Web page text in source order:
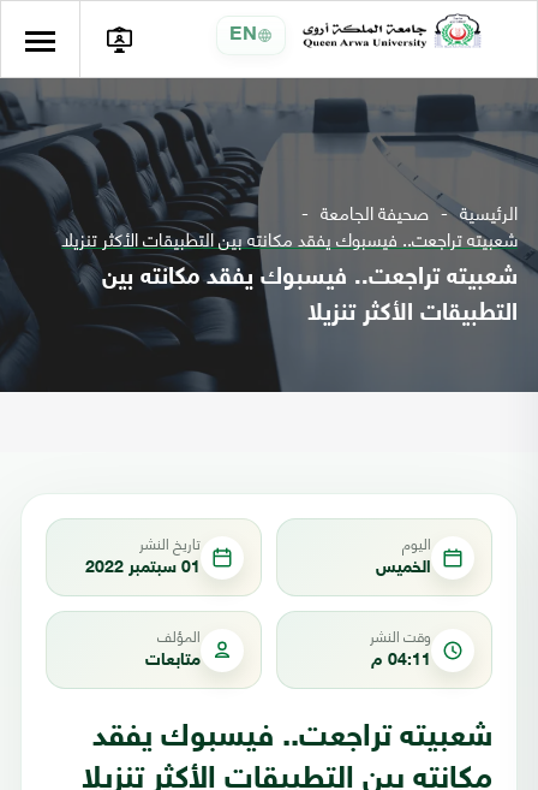
EN
الرئيسية صحيفة الجامعة
شعبيته تراجعت.. فيسبوك يفقد مكانته بين التطبيقات الأكثر تنزيلا
شعبيته تراجعت.. فيسبوك يفقد مكانته بين
التطبيقات الأكثر تنزيلا
اليوم
الخميس
تاريخ النشر
01 سبتمبر 2022
وقت النشر
04:11 م
المؤلف
متابعات
شعبيته تراجعت.. فيسبوك يفقد
مكانته بين التطبيقات الأكثر تنزيلا